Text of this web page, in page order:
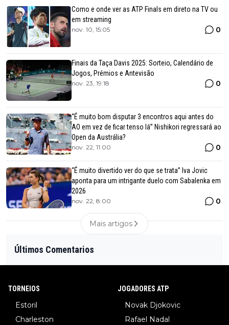
Como e onde ver as ATP Finals em direto na TV ou
em streaming
nov. 10, 15:05 0
Finais da Taça Davis 2025: Sorteio, Calendário de
Jogos, Prémios e Antevisão
nov. 23, 19:18 0
“É muito bom disputar 3 encontros aqui antes do
AO em vez de ficar tenso lá” Nishikori regressará ao
Open da Austrália?
nov. 22, 11:00 0
“É muito divertido ver do que se trata” Iva Jovic
aponta para um intrigante duelo com Sabalenka em
2026
nov. 22, 8:00 0
Mais artigos
Últimos Comentarios
TORNEIOS
Estoril
Charleston
JOGADORES ATP
Novak Djokovic
Rafael Nadal